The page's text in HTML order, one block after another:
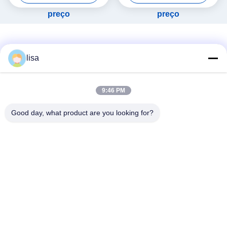
visível
preço preço
lisa
9:46 PM
Good day, what product are you looking for?